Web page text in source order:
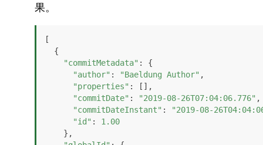
果。
[
"commitMetadata" : {
"author" : "Baeldung Author" ,
"properties" : [],
"commitDate" : "2019-08-26T07:04:06.776" ,
"commitDateInstant" :
"2019-08-
"id" : 1.00